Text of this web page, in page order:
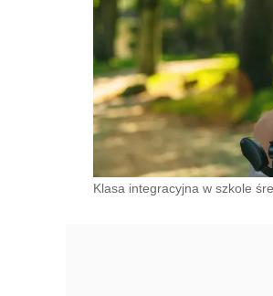
Klasa integracyjna w szkole